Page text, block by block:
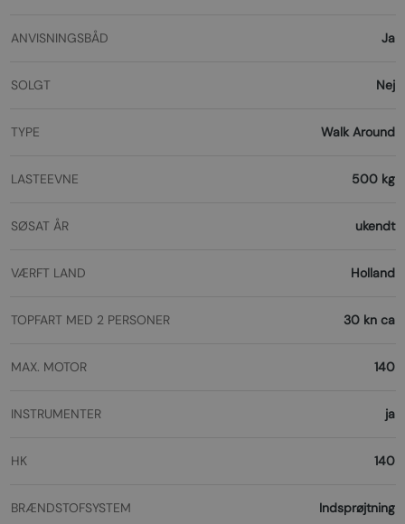
ANVISNINGSBÅD Ja
SOLGT Nej
TYPE Walk Around
LASTEEVNE 500 kg
SØSAT ÅR ukendt
VÆRFT LAND Holland
TOPFART MED 2 PERSONER 30 kn ca
MAX. MOTOR 140
INSTRUMENTER ja
HK 140
BRÆNDSTOFSYSTEM Indsprøjtning